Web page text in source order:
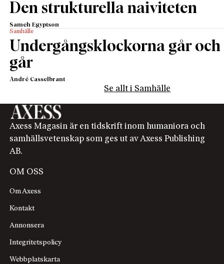
Den strukturella naiviteten
Sameh Egyptson
Samhälle
Undergångsklockorna går och
går
André Casselbrant
Se allt i Samhälle
Axess Magasin är en tidskrift inom humaniora och
samhällsvetenskap som ges ut av Axess Publishing
AB.
OM OSS
Om Axess
Kontakt
Annonsera
Integritetspolicy
Webbplatskarta